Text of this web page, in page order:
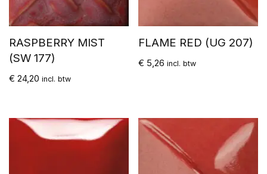
RASPBERRY MIST
(SW 177)
€ 24,20 incl. btw
FLAME RED (UG 207)
€ 5,26 incl. btw